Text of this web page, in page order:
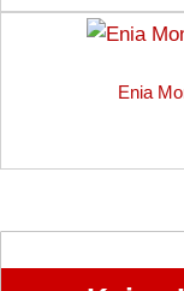
Enia